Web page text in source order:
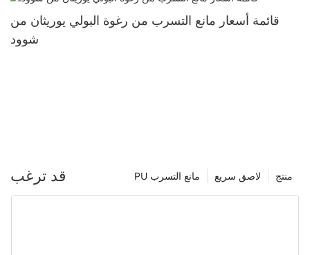
قائمة أسعار مانع التسرب من رغوة البولي يوريثان من
شوود
قد ترغب منتج لاصق سريع PU مانع التسرب